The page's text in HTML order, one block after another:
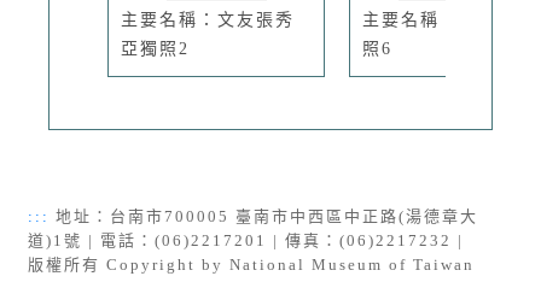
主要名稱：文友張秀
亞獨照2
主要名稱：糜文開獨
照6
::: 地址：台南市700005 臺南市中西區中正路(湯德章大
道)1號 | 電話：(06)2217201 | 傳真：(06)2217232 |
版權所有 Copyright by National Museum of Taiwan